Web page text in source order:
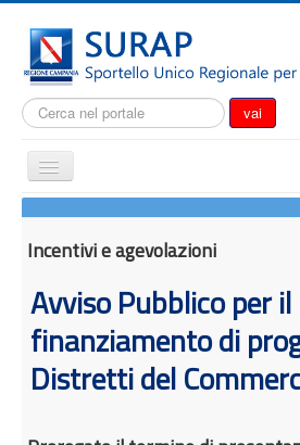
Cerca... vai
Cambia
navigazione
Notizie
Normativa
Modulistica
Come fare per
Incentivi e agevolazioni
Avviso Pubblico per il
finanziamento di
Distretti del